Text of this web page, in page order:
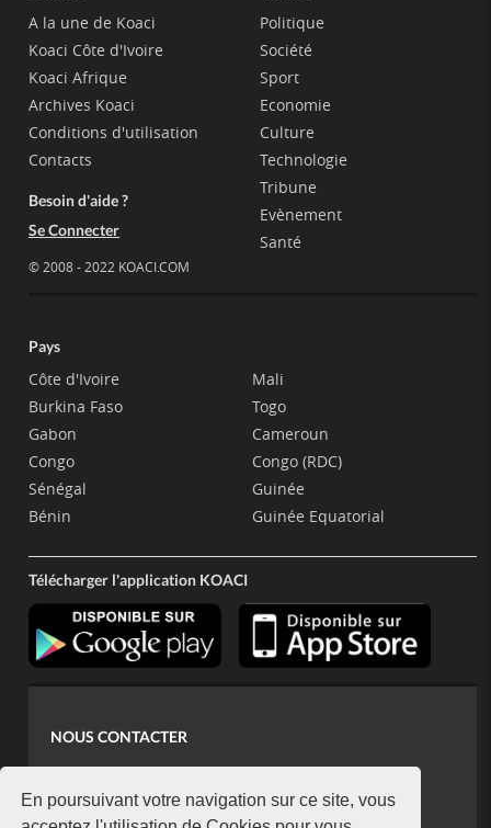
En poursuivant votre navigation sur ce site, vous
A la une de Koaci
Koaci Côte d'Ivoire
Koaci Afrique
Archives Koaci
Conditions d'utilisation
Contacts
Besoin d'aide ?
Se Connecter
© 2008 - 2022 KOACI.COM
Politique
Société
Sport
Economie
Culture
Technologie
Tribune
Evènement
Santé
Pays
Côte d'Ivoire
Burkina Faso
Gabon
Congo
Sénégal
Bénin
Mali
Togo
Cameroun
Congo (RDC)
Guinée
Guinée Equatorial
Télécharger l'application KOACI
NOUS CONTACTER
koaci@yahoo.fr